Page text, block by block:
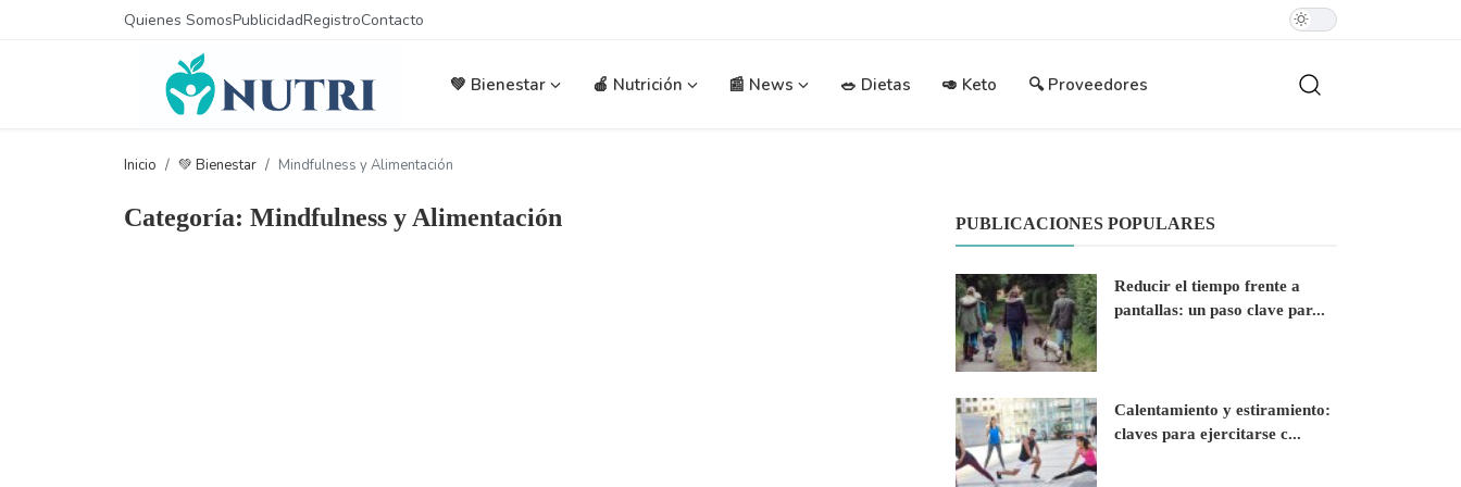
Quienes SomosPublicidadRegistroContacto
💚 Bienestar 🍎 Nutrición 📰 News 🥗 Dietas 🥑 Keto 🔍 Proveedores
Inicio 💚 Bienestar Mindfulness y Alimentación
Categoría: Mindfulness y Alimentación PUBLICACIONES POPULARES
Reducir el tiempo frente a
pantallas: un paso clave par...
Calentamiento y estiramiento:
claves para ejercitarse c...